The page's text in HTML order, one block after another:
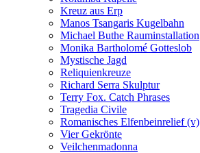
Kreuz aus Erp
Manos Tsangaris Kugelbahn
Michael Buthe Rauminstallation
Monika Bartholomé Gotteslob
Mystische Jagd
Reliquienkreuze
Richard Serra Skulptur
Terry Fox. Catch Phrases
Tragedia Civile
Romanisches Elfenbeinrelief (v)
Vier Gekrönte
Veilchenmadonna